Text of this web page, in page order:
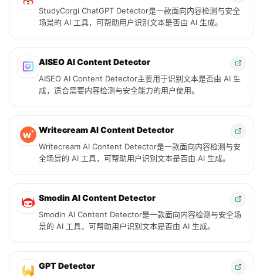
StudyCorgi ChatGPT Detector是一款面向内容检测与安全
场景的 AI 工具，可帮助用户识别文本是否由 AI 生成。
AISEO AI Content Detector
AISEO AI Content Detector主要用于识别文本是否由 AI 生
成，适合需要内容检测与安全能力的用户使用。
Writecream AI Content Detector
Writecream AI Content Detector是一款面向内容检测与安
全场景的 AI 工具，可帮助用户识别文本是否由 AI 生成。
Smodin AI Content Detector
Smodin AI Content Detector是一款面向内容检测与安全场
景的 AI 工具，可帮助用户识别文本是否由 AI 生成。
GPT Detector